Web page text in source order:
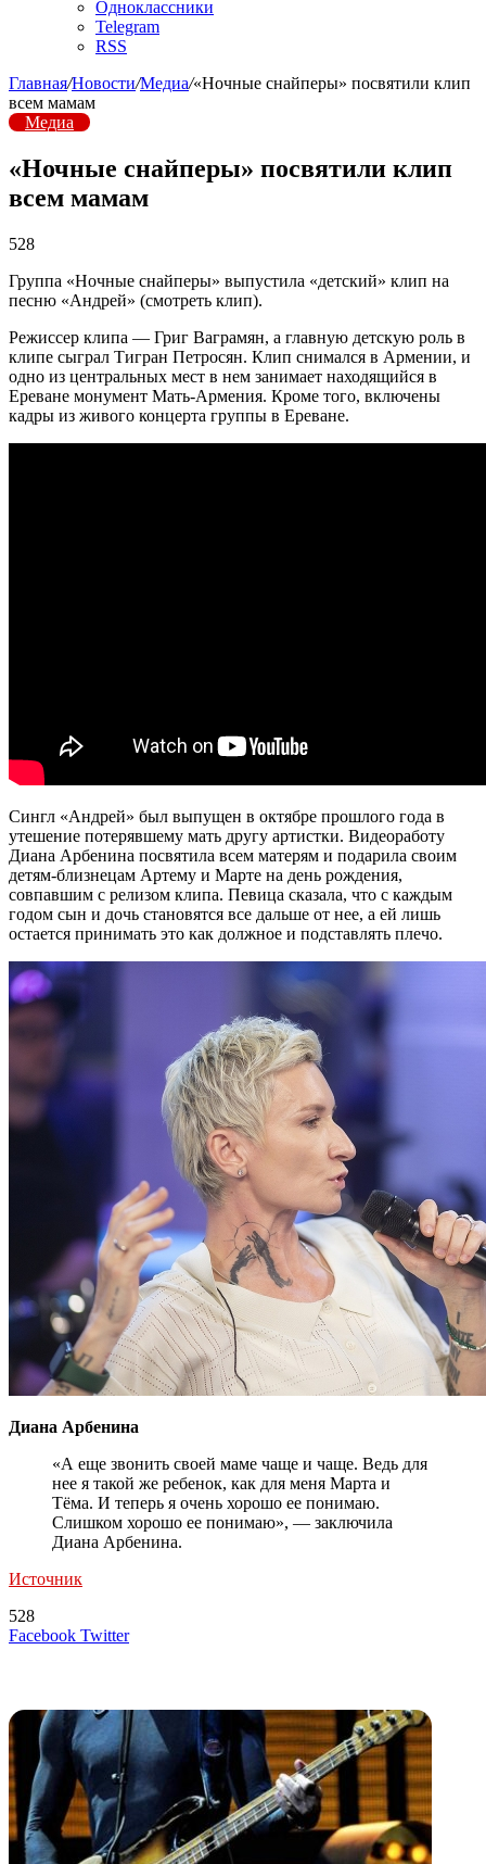
Одноклассники
Telegram
RSS
Главная/Новости/Медиа/«Ночные снайперы» посвятили клип
всем мамам
Медиа
«Ночные снайперы» посвятили клип
всем мамам
528
Группа «Ночные снайперы» выпустила «детский» клип на
песню «Андрей» (смотреть клип).
Режиссер клипа — Григ Ваграмян, а главную детскую роль в
клипе сыграл Тигран Петросян. Клип снимался в Армении, и
одно из центральных мест в нем занимает находящийся в
Ереване монумент Мать-Армения. Кроме того, включены
кадры из живого концерта группы в Ереване.
Сингл «Андрей» был выпущен в октябре прошлого года в
утешение потерявшему мать другу артистки. Видеоработу
Диана Арбенина посвятила всем матерям и подарила своим
детям-близнецам Артему и Марте на день рождения,
совпавшим с релизом клипа. Певица сказала, что с каждым
годом сын и дочь становятся все дальше от нее, а ей лишь
остается принимать это как должное и подставлять плечо.
Диана Арбенина
«А еще звонить своей маме чаще и чаще. Ведь для
нее я такой же ребенок, как для меня Марта и
Тёма. И теперь я очень хорошо ее понимаю.
Слишком хорошо ее понимаю», — заключила
Диана Арбенина.
Источник
528
Facebook TwitterLinkedIn
Tumblr
Reddit
Вконтакте
Одноклассники
Skype
Messenger
Messenger
WhatsApp
Telegram
Viber
Line
Поделиться
Печатать